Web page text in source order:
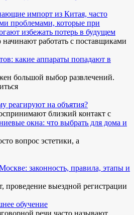
импорт из Китая, часто
проблемами, которые при
избежать потерь в будущем
начинают работать с поставщиками
какие аппараты попадают в
большой выбор развлечений.
реагируют на объятия?
близкий контакт с
окна: что выбрать для дома и
вопрос эстетики, а
законность, правила, этапы и
проведение выездной регистрации
обучение
речи часто называют